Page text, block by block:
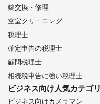
鍵交換・修理
空室クリーニング
税理士
確定申告の税理士
顧問税理士
相続税申告に強い税理士
ビジネス向け人気カテゴリ
ビジネス向けカメラマン